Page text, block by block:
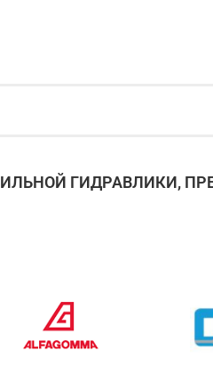
ГИДРАВЛИКИ,